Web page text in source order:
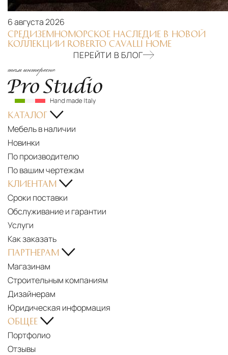
6 августа 2026
СРЕДИЗЕМНОМОРСКОЕ НАСЛЕДИЕ В НОВОЙ
КОЛЛЕКЦИИ ROBERTO CAVALLI HOME
ПЕРЕЙТИ В БЛОГ
там интересно
КАТАЛОГ
Мебель в наличии
Новинки
По производителю
По вашим чертежам
КЛИЕНТАМ
Сроки поставки
Обслуживание и гарантии
Услуги
Как заказать
ПАРТНЕРАМ
Магазинам
Строительным компаниям
Дизайнерам
Юридическая информация
ОБЩЕЕ
Портфолио
Отзывы